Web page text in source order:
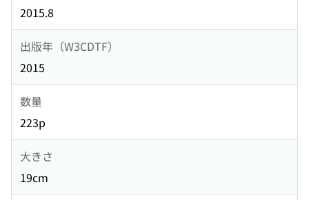
2015.8
出版年（W3CDTF）
2015
数量
223p
大きさ
19cm